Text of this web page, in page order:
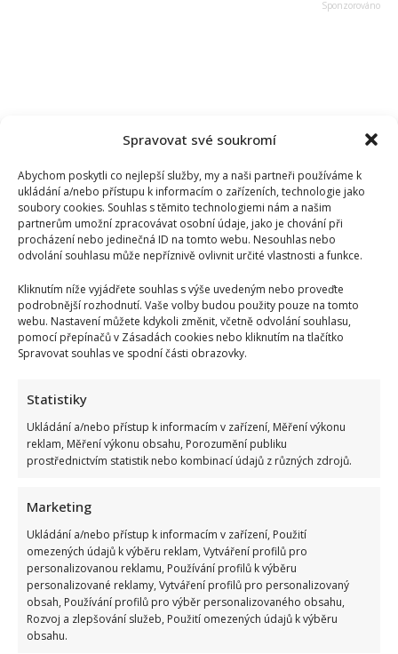
Spravovat své soukromí
Abychom poskytli co nejlepší služby, my a naši partneři používáme k
ukládání a/nebo přístupu k informacím o zařízeních, technologie jako
soubory cookies. Souhlas s těmito technologiemi nám a našim
partnerům umožní zpracovávat osobní údaje, jako je chování při
procházení nebo jedinečná ID na tomto webu. Nesouhlas nebo
odvolání souhlasu může nepříznivě ovlivnit určité vlastnosti a funkce.
Kliknutím níže vyjádřete souhlas s výše uvedeným nebo proveďte
podrobnější rozhodnutí. Vaše volby budou použity pouze na tomto
webu. Nastavení můžete kdykoli změnit, včetně odvolání souhlasu,
pomocí přepínačů v Zásadách cookies nebo kliknutím na tlačítko
Spravovat souhlas ve spodní části obrazovky.
Statistiky
Ukládání a/nebo přístup k informacím v zařízení, Měření výkonu
reklam, Měření výkonu obsahu, Porozumění publiku
prostřednictvím statistik nebo kombinací údajů z různých zdrojů.
Marketing
Ukládání a/nebo přístup k informacím v zařízení, Použití
omezených údajů k výběru reklam, Vytváření profilů pro
personalizovanou reklamu, Používání profilů k výběru
personalizované reklamy, Vytváření profilů pro personalizovaný
obsah, Používání profilů pro výběr personalizovaného obsahu,
Rozvoj a zlepšování služeb, Použití omezených údajů k výběru
obsahu.